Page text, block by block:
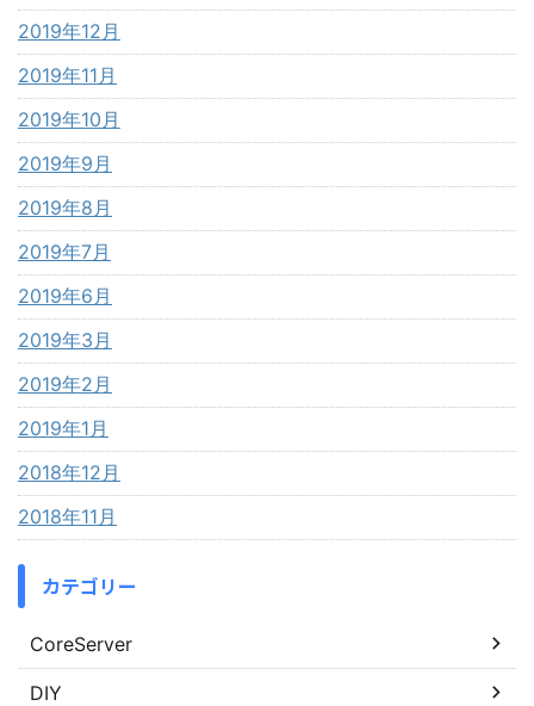
2019年12月
2019年11月
2019年10月
2019年9月
2019年8月
2019年7月
2019年6月
2019年3月
2019年2月
2019年1月
2018年12月
2018年11月
カテゴリー
CoreServer
DIY